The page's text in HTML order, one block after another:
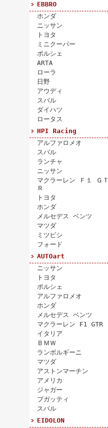
EBBRO
ホンダ
ニッサン
トヨタ
ミニクーパー
ポルシェ
ARTA
ローラ
日野
アウディ
スバル
ダイハツ
ロータス
HPI Racing
アルファロメオ
スバル
ランチャ
ニッサン
マクラーレン Ｆ１ ＧＴ
Ｒ
トヨタ
ホンダ
メルセデス ベンツ
マツダ
ミツビシ
フォード
AUTOart
ニッサン
トヨタ
ポルシェ
アルファロメオ
ホンダ
メルセデス ベンツ
マクラーレン F1 GTR
イタリア
ＢＭＷ
ランボルギーニ
マツダ
アストンマーチン
アメリカ
ジャガー
ブガッティ
スバル
EIDOLON